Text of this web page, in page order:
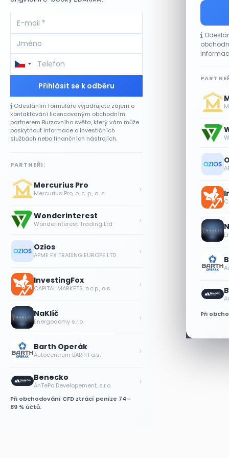
Při
Přihlásit se k odběru
Odesláním formuláře vyjadřujete zájem o
kontaktování licencovaným obchodním
partnerem Burzovního světa, který vám může
poskytnout informace o investičních
službách nebo finančních nástrojích.
PARTNEŘI:
Mercurius Pro
Mercurius Pro, o. c. p., a. s. ›
Wonderinterest
Wonderinterest Trading Ltd ›
Ozios
APME FX TRADING EUROPE LTD ›
InvestingFox
CAPITAL MARKETS, o.c.p., a.s. ›
NaKlíč
Energodomy s.r.o. ›
Barth Operák
Autocentrum BARTH a.s. ›
Benecko
AnTePo Developement, s.r.o. ›
Při obchodování CFD ztrácí peníze 74–
89 % účtů.